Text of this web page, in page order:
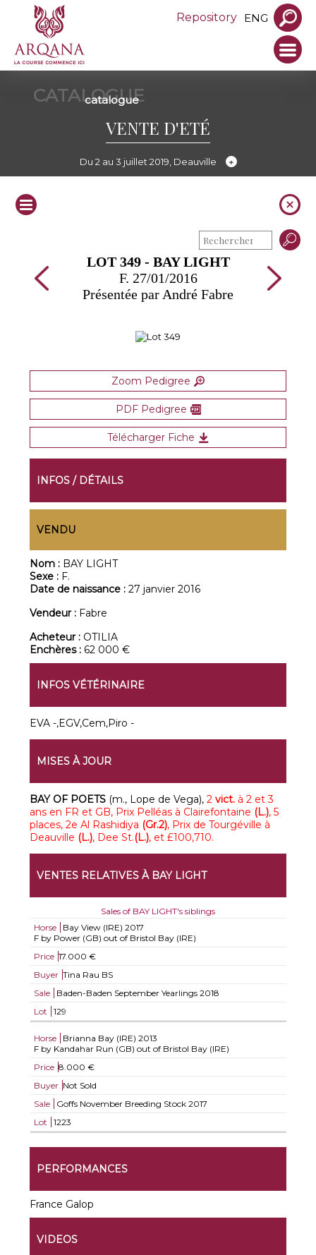
Repository ENG
CATALOGUE
catalogue
VENTE D'ETÉ
Du 2 au 3 juillet 2019, Deauville
LOT 349 - BAY LIGHT
F. 27/01/2016
Présentée par André Fabre
Zoom Pedigree
PDF Pedigree
Télécharger Fiche
INFOS / DÉTAILS
VENDU
Nom : BAY LIGHT
Sexe : F.
Date de naissance :27 janvier 2016
Vendeur : Fabre
Acheteur : OTILIA
Enchères : 62 000 €
INFOS VÉTÉRINAIRE
EVA -,EGV,Cem,Piro -
MISES À JOUR
BAY OF POETS (m., Lope de Vega),2vict. à 2 et 3
ans en FR et GB, Prix Pelléas à Clairefontaine (L.), 5
places, 2e Al Rashidiya (Gr.2), Prix de Tourgéville à
Deauville (L.), Dee St.(L.), et £100,710.
VENTES RELATIVES À BAY LIGHT
Sales of BAY LIGHT's siblings
Horse
Bay View (IRE) 2017
F by Power (GB) out of Bristol Bay (IRE)
Price 17.000 €
Buyer Tina Rau BS
Sale
Baden-Baden September Yearlings 2018
Lot
129
Horse Brianna Bay (IRE) 2013
F by Kandahar Run (GB) out of Bristol Bay (IRE)
Price 8.000 €
Buyer Not Sold
Sale
Goffs November Breeding Stock 2017
Lot
1223
PERFORMANCES
France Galop
VIDEOS